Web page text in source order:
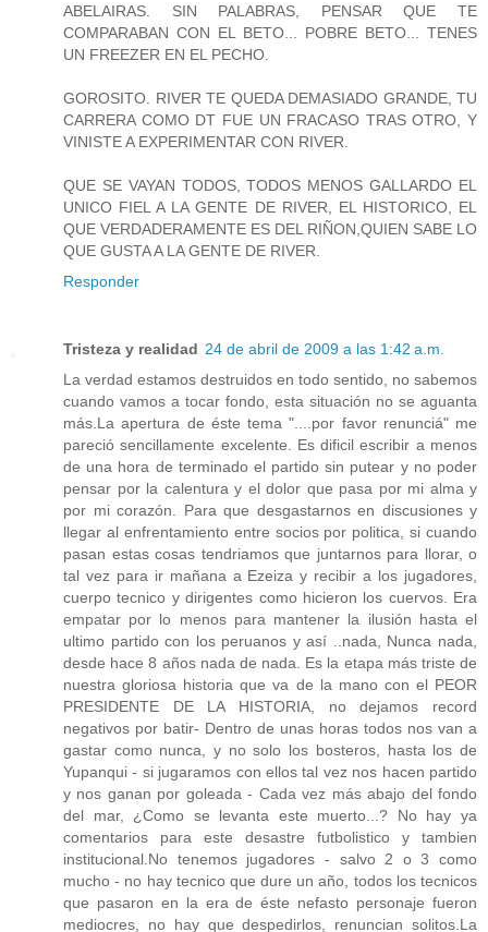
ABELAIRAS. SIN PALABRAS, PENSAR QUE TE
COMPARABAN CON EL BETO... POBRE BETO... TENES
UN FREEZER EN EL PECHO.
GOROSITO. RIVER TE QUEDA DEMASIADO GRANDE, TU
CARRERA COMO DT FUE UN FRACASO TRAS OTRO, Y
VINISTE A EXPERIMENTAR CON RIVER.
QUE SE VAYAN TODOS, TODOS MENOS GALLARDO EL
UNICO FIEL A LA GENTE DE RIVER, EL HISTORICO, EL
QUE VERDADERAMENTE ES DEL RIÑON,QUIEN SABE LO
QUE GUSTA A LA GENTE DE RIVER.
Responder
Tristeza y realidad 24 de abril de 2009 a las 1:42 a.m.
La verdad estamos destruidos en todo sentido, no sabemos
cuando vamos a tocar fondo, esta situación no se aguanta
más.La apertura de éste tema "....por favor renunciá" me
pareció sencillamente excelente. Es dificil escribir a menos
de una hora de terminado el partido sin putear y no poder
pensar por la calentura y el dolor que pasa por mi alma y
por mi corazón. Para que desgastarnos en discusiones y
llegar al enfrentamiento entre socios por politica, si cuando
pasan estas cosas tendriamos que juntarnos para llorar, o
tal vez para ir mañana a Ezeiza y recibir a los jugadores,
cuerpo tecnico y dirigentes como hicieron los cuervos. Era
empatar por lo menos para mantener la ilusión hasta el
ultimo partido con los peruanos y así ..nada, Nunca nada,
desde hace 8 años nada de nada. Es la etapa más triste de
nuestra gloriosa historia que va de la mano con el PEOR
PRESIDENTE DE LA HISTORIA, no dejamos record
negativos por batir- Dentro de unas horas todos nos van a
gastar como nunca, y no solo los bosteros, hasta los de
Yupanqui - si jugaramos con ellos tal vez nos hacen partido
y nos ganan por goleada - Cada vez más abajo del fondo
del mar, ¿Como se levanta este muerto...? No hay ya
comentarios para este desastre futbolistico y tambien
institucional.No tenemos jugadores - salvo 2 o 3 como
mucho - no hay tecnico que dure un año, todos los tecnicos
que pasaron en la era de éste nefasto personaje fueron
mediocres, no hay que despedirlos, renuncian solitos.La